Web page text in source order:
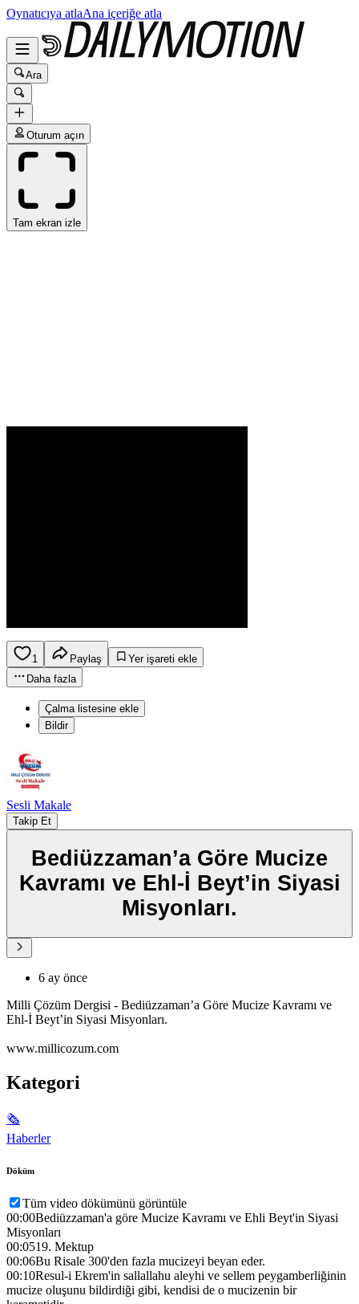
Oynatıcıya atlaAna içeriğe atla
Ara
Oturum açın
Tam ekran izle
1 Paylaş
Yer işareti ekle
Daha fazla
Çalma listesine ekle
Bildir
Sesli Makale
Takip Et
Bediüzzaman’a Göre Mucize
Kavramı ve Ehl-İ Beyt’in Siyasi
Misyonları.
6 ay önce
Milli Çözüm Dergisi - Bediüzzaman’a Göre Mucize Kavramı ve
Ehl-İ Beyt’in Siyasi Misyonları.
www.millicozum.com
Kategori
🗞
Haberler
Döküm
Tüm video dökümünü görüntüle
00:00Bediüzzaman'a göre Mucize Kavramı ve Ehli Beyt'in Siyasi
Misyonları
00:0519. Mektup
00:06Bu Risale 300'den fazla mucizeyi beyan eder.
00:10Resul-i Ekrem'in sallallahu aleyhi ve sellem peygamberliğinin
mucize oluşunu bildirdiği gibi, kendisi de o mucizenin bir